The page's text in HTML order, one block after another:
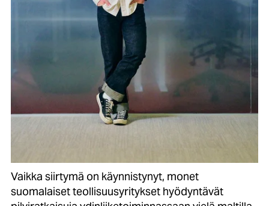
Vaikka siirtymä on käynnistynyt, monet
suomalaiset teollisuusyritykset hyödyntävät